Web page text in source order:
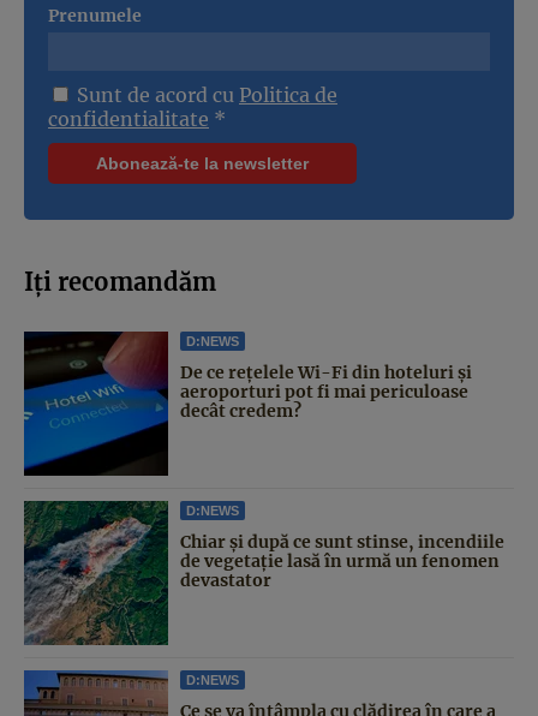
Prenumele
Sunt de acord cu Politica de
confidentialitate *
Iți recomandăm
D:NEWS
De ce rețelele Wi-Fi din hoteluri și
aeroporturi pot fi mai periculoase
decât credem?
D:NEWS
Chiar și după ce sunt stinse, incendiile
de vegetație lasă în urmă un fenomen
devastator
D:NEWS
Ce se va întâmpla cu clădirea în care a